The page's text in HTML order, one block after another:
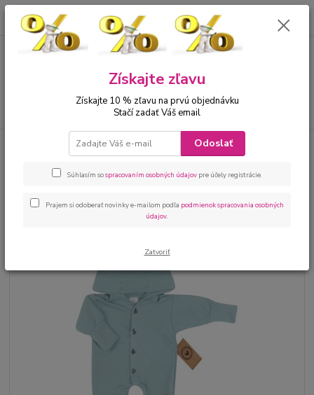
00421 905 612848 za0 €
Dupačky, overaly, pyžamká
Kojenecký teplákový
overal s gombíkmi
Kojenecký teplákový overal s
gombíkmi
Získajte zľavu
Získajte 10 % zľavu na prvú objednávku
Stačí zadať Váš email
Odoslať
Súhlasím sospracovaním osobných údajov pre účely registrácie.
Prajem si odoberať novinky e-mailom podľa podmienok spracovania osobných
údajov.
Zatvoriť